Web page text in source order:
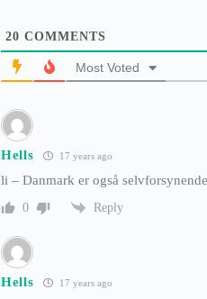
20 COMMENTS
Most Voted
Hells 17 years ago
li – Danmark er også
0 Reply
Hells 17 years ago